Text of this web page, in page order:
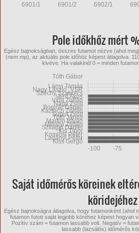
6901/1 6901/2 6902/1
Pole időkhőz mért
Egész bajnokságban, összes futamot nézve (ahol
(nem mp), az aktuális pole időhöz képest átlagolva.
kivéve. Ha valakinél 0 = minden
Kiss Gergő
Ladányi Péter
Komlósi Péter
Kis Tibor
Szilágyi Dániel
Mihályi Zoltán
Marton István
Tóth János
Suput Zsolt
Kazinczi Zoltán
Bognár Dániel
Nagy Zsolt
Vida Zoltán
Vent Ákos
Széchy Szabolcs
Nagy László_VSR
Lányi Tamás
Tóth Gábor
-100 -75
Saját időmérős köreinek
köridejéhez
Egész bajnokságra átlagolva, hogy futamonként (ahol
futamon futott saját legjobb köréhez képest hogyan
Pozitív szám = futamon lassabb volt. Negatív =
lassabb (lazsálós) időmérős